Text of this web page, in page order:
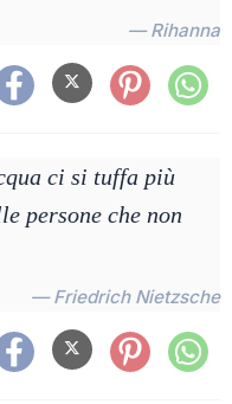
— Rihanna
ci si tuffa più
persone che non
— Friedrich Nietzsche